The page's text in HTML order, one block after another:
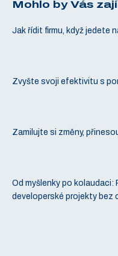
Mohlo by Vás
Jak řídit firmu, když jedete
Zvyšte svoji efektivitu s
Zamilujte si změny,
Od myšlenky po kolaudaci:
developerské projekty bez